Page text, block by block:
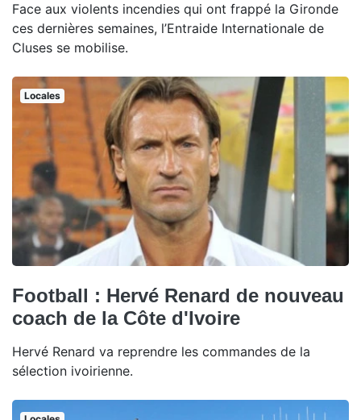
Face aux violents incendies qui ont frappé la Gironde
ces dernières semaines, l’Entraide Internationale de
Cluses se mobilise.
Locales
Football : Hervé Renard de nouveau
coach de la Côte d'Ivoire
Hervé Renard va reprendre les commandes de la
sélection ivoirienne.